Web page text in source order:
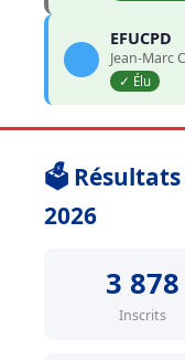
EFUCPD
Jean-Marc
✓ Élu
🗳️
2026
3 878
Inscrits